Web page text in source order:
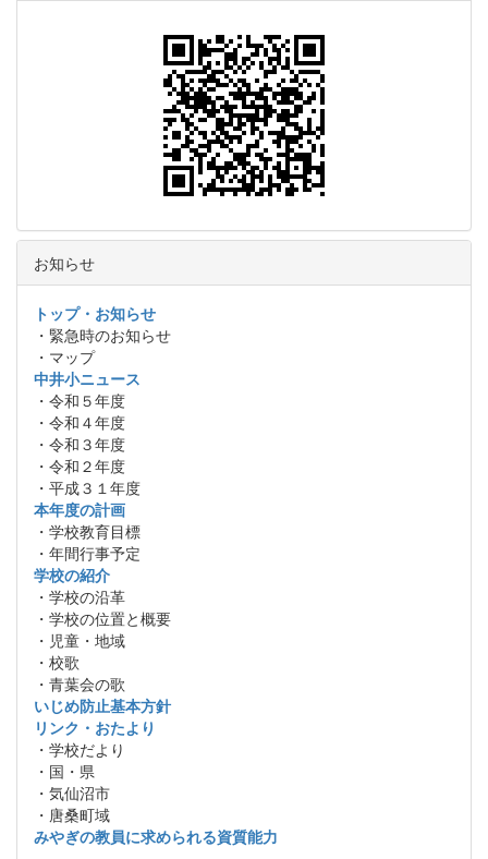
お知らせ
トップ・お知らせ
・緊急時のお知らせ
・マップ
中井小ニュース
・令和５年度
・令和４年度
・令和３年度
・令和２年度
・平成３１年度
本年度の計画
・学校教育目標
・年間行事予定
学校の紹介
・学校の沿革
・学校の位置と概要
・児童・地域
・校歌
・青葉会の歌
いじめ防止基本方針
リンク・おたより
・学校だより
・国・県
・気仙沼市
・唐桑町域
みやぎの教員に求められる資質能力